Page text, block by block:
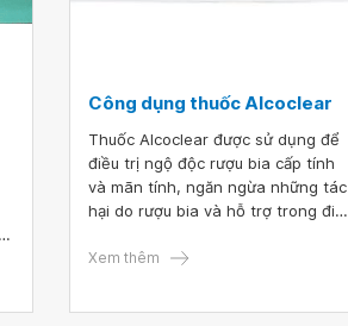
Công dụng thuốc Alcoclear
Thuốc Alcoclear được sử dụng để
điều trị ngộ độc rượu bia cấp tính
và mãn tính, ngăn ngừa những tác
hại do rượu bia và hỗ trợ trong điều
như viêm gan, xơ gan và gan
Xem thêm